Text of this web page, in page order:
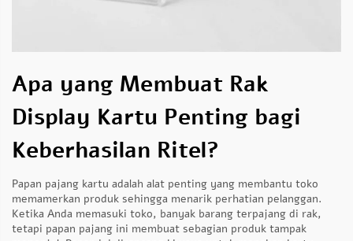
Apa yang Membuat Rak
Display Kartu Penting bagi
Keberhasilan Ritel?
Papan pajang kartu adalah alat penting yang membantu toko
memamerkan produk sehingga menarik perhatian pelanggan.
Ketika Anda memasuki toko, banyak barang terpajang di rak,
tetapi papan pajang ini membuat sebagian produk tampak